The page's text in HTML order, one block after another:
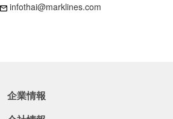
infothai@marklines.com
企業情報